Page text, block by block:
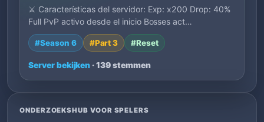
⚔️ Características del servidor: Exp: x200 Drop: 40%
Full PvP activo desde el inicio Bosses act…
#Season 6 #Part 3 #Reset
Server bekijken · 139 stemmen
ONDERZOEKSHUB VOOR SPELERS